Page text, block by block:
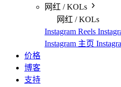
网红 / KOLs
网红 / KOLs
Instagram Reels
Instagram 主页
价格
博客
支持